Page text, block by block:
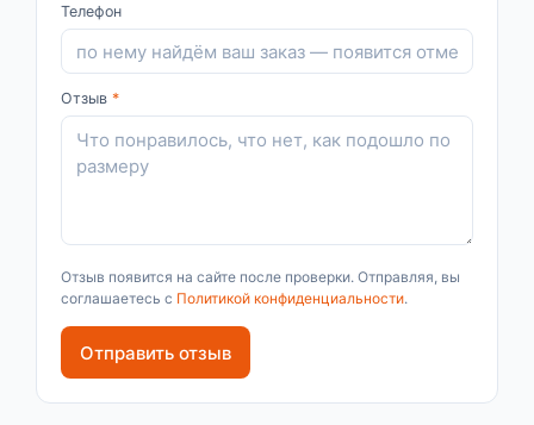
Телефон
Отзыв *
Отзыв появится на сайте после проверки. Отправляя, вы
соглашаетесь с Политикой конфиденциальности.
Отправить отзыв